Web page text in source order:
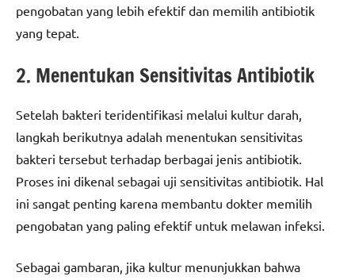
pengobatan yang lebih efektif dan memilih antibiotik
yang tepat.
2. Menentukan Sensitivitas Antibiotik
Setelah bakteri teridentifikasi melalui kultur darah,
langkah berikutnya adalah menentukan sensitivitas
bakteri tersebut terhadap berbagai jenis antibiotik.
Proses ini dikenal sebagai uji sensitivitas antibiotik. Hal
ini sangat penting karena membantu dokter memilih
pengobatan yang paling efektif untuk melawan infeksi.
Sebagai gambaran, jika kultur menunjukkan bahwa